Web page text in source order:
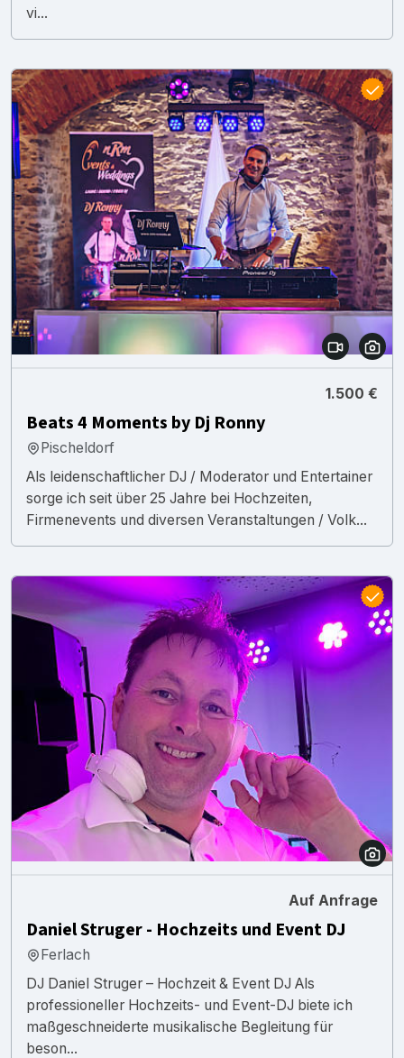
vi...
1.500 €
Beats 4 Moments by Dj Ronny
Pischeldorf
Als leidenschaftlicher DJ / Moderator und Entertainer
sorge ich seit über 25 Jahre bei Hochzeiten,
Firmenevents und diversen Veranstaltungen / Volk...
Auf Anfrage
Daniel Struger - Hochzeits und Event DJ
Ferlach
DJ Daniel Struger – Hochzeit & Event DJ Als
professioneller Hochzeits- und Event-DJ biete ich
maßgeschneiderte musikalische Begleitung für
beson...